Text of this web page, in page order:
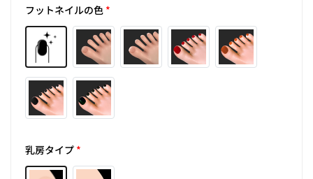
フットネイルの色*
乳房タイプ*